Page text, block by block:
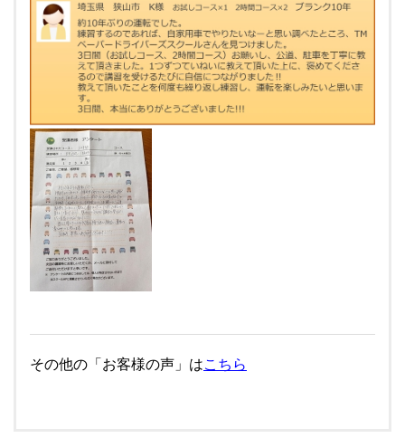
その他の「お客様の声」はこちら